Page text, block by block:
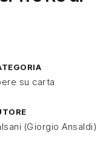
su carta
(Giorgio Ansaldi)